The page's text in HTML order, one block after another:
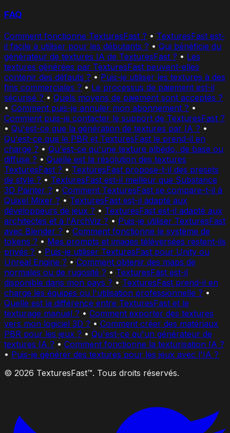
FAQ
Comment fonctionne TexturesFast ? • TexturesFast est-
il facile à utiliser pour les débutants ? • Qui bénéficie du
générateur de textures IA de TexturesFast ? • Les
textures générées par TexturesFast peuvent-elles
contenir des défauts ? • Puis-je utiliser les textures à des
fins commerciales ? • Le processus de paiement est-il
sécurisé ? • Quels moyens de paiement sont acceptés ?
• Comment puis-je annuler mon abonnement ? •
Comment puis-je contacter le support de TexturesFast ?
• Qu'est-ce que la génération de textures par IA ? •
Qu'est-ce que le PBR et TexturesFast le prend-il en
charge ? • Qu'est-ce qu'une texture albédo, de base ou
diffuse ? • Quelle est la résolution des textures
TexturesFast ? • TexturesFast propose-t-il des presets
de style ? • TexturesFast est-il meilleur que Substance
3D Painter ? • Comment TexturesFast se compare-t-il à
Quixel Mixer ? • TexturesFast est-il adapté aux
développeurs de jeux ? • TexturesFast est-il adapté aux
architectes et à l'ArchViz ? • Puis-je utiliser TexturesFast
avec Blender ? • Comment fonctionne le système de
tokens ? • Mes prompts et images téléversées restent-ils
privés ? • Puis-je utiliser TexturesFast pour Unity ou
Unreal Engine ? • Comment obtenir des maps de
normales ou de rugosité ? • TexturesFast est-il
disponible dans mon pays ? • TexturesFast prend-il en
charge les équipes ou l'utilisation professionnelle ? •
Quelle est la différence entre TexturesFast et le
texturage manuel ? • Comment exporter des textures
vers mon logiciel 3D ? • Comment créer des matériaux
PBR pour les jeux ? • Qu'est-ce qu'un générateur de
textures IA ? • Comment fonctionne la texturisation IA ?
• Puis-je générer des textures pour les jeux avec l'IA ?
© 2026 TexturesFast™. Tous droits réservés.